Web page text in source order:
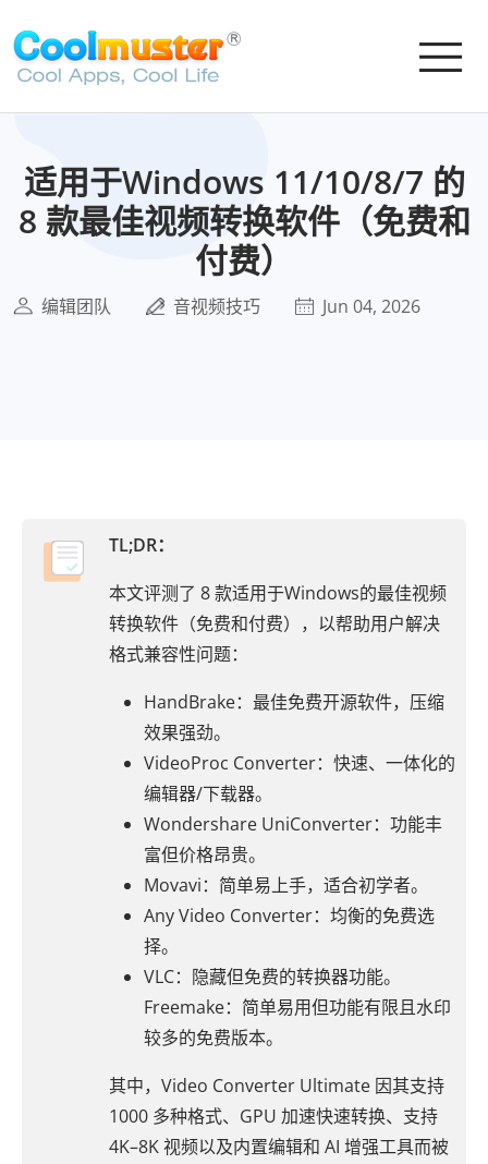
适用于Windows 11/10/8/7 的
8 款最佳视频转换软件（免费和
付费）
编辑团队 音视频技巧 Jun 04, 2026
TL;DR：
本文评测了 8 款适用于Windows的最佳视频
转换软件（免费和付费），以帮助用户解决
格式兼容性问题：
HandBrake：最佳免费开源软件，压缩
效果强劲。
VideoProc Converter：快速、一体化的
编辑器/下载器。
Wondershare UniConverter：功能丰
富但价格昂贵。
Movavi：简单易上手，适合初学者。
Any Video Converter：均衡的免费选
择。
VLC：隐藏但免费的转换器功能。
Freemake：简单易用但功能有限且水印
较多的免费版本。
其中，Video Converter Ultimate 因其支持
1000 多种格式、GPU 加速快速转换、支持
4K–8K 视频以及内置编辑和 AI 增强工具而被